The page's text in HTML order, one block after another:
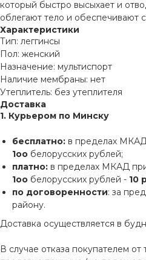
который быстро высыхает и
облегают тело и обеспечивают
Характеристики
Тип: леггинсы
Пол: женский
Назначение: мультиспорт
Наличие мембраны: нет
Утеплитель: без утеплителя
Доставка
1. Курьером по Минску
бесплатно: в пределах
1оо белорусских рублей;
платно: в пределах МКАД
1оо белорусских рублей - 10
по договоренности: за
району.
Доставка осуществляется в
В случае отказа покупателем